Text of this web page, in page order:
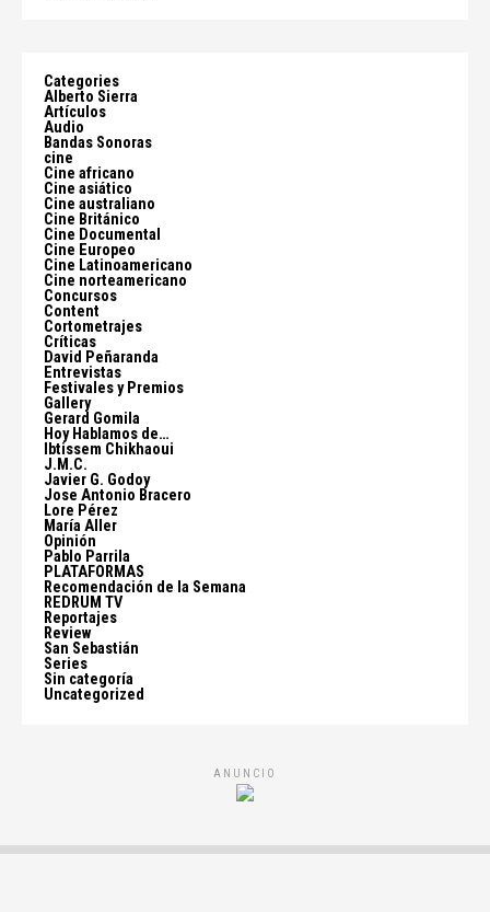
Categories
Alberto Sierra
Artículos
Audio
Bandas Sonoras
cine
Cine africano
Cine asiático
Cine australiano
Cine Británico
Cine Documental
Cine Europeo
Cine Latinoamericano
Cine norteamericano
Concursos
Content
Cortometrajes
Críticas
David Peñaranda
Entrevistas
Festivales y Premios
Gallery
Gerard Gomila
Hoy Hablamos de…
Ibtissem Chikhaoui
J.M.C.
Javier G. Godoy
Jose Antonio Bracero
Lore Pérez
María Aller
Opinión
Pablo Parrila
PLATAFORMAS
Recomendación de la Semana
REDRUM TV
Reportajes
Review
San Sebastián
Series
Sin categoría
Uncategorized
ANUNCIO